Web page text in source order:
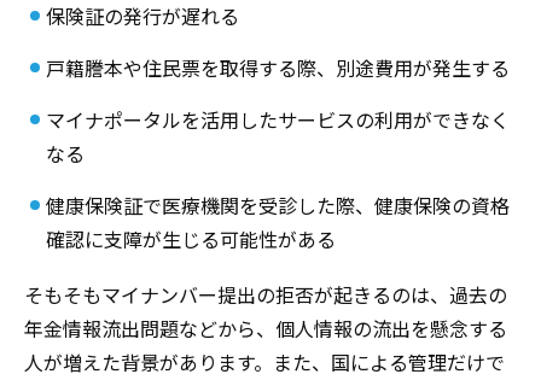
保険証の発行が遅れる
戸籍謄本や住民票を取得する際、別途費用が発生する
マイナポータルを活用したサービスの利用ができなく
なる
健康保険証で医療機関を受診した際、健康保険の資格
確認に支障が生じる可能性がある
そもそもマイナンバー提出の拒否が起きるのは、 過去の
年金情報流出問題などから、個人情報の流出を懸念する
人が増えた背景があります。また、国による管理だけで